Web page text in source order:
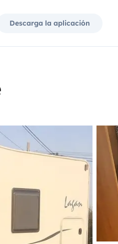
Descarga la aplicación